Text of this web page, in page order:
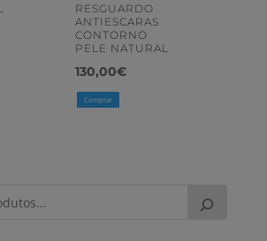
RESGUARDO
ANTIESCARAS
CONTORNO
PELE NATURAL
130,00€
Comprar